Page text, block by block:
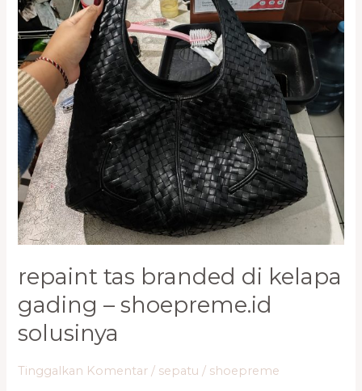
repaint tas branded di kelapa
gading – shoepreme.id
solusinya
Tinggalkan Komentar / sepatu / shoepreme
Gading
–
Shoepreme.ID
Solusinya